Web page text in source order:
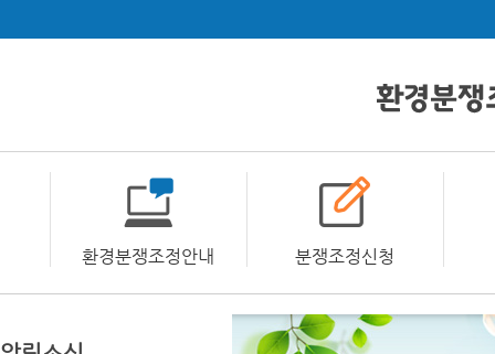
환경분쟁조정안내 분쟁조정신청